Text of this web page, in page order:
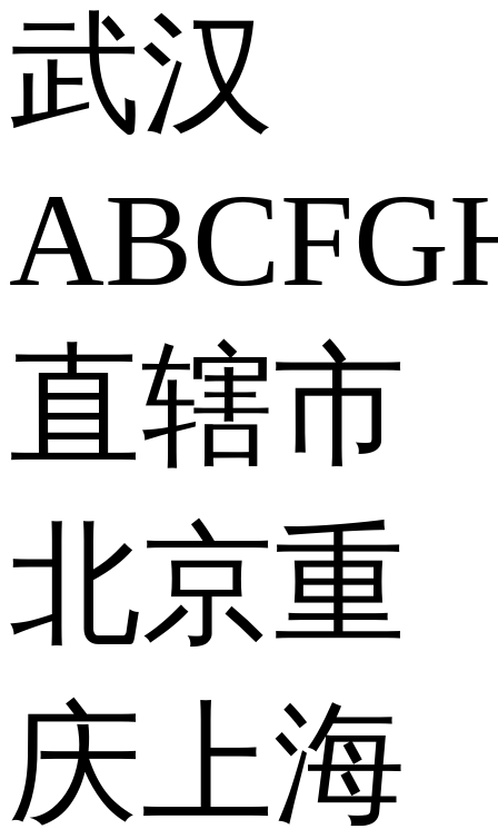
武汉
ABCFG
直辖市
北京重
庆上海